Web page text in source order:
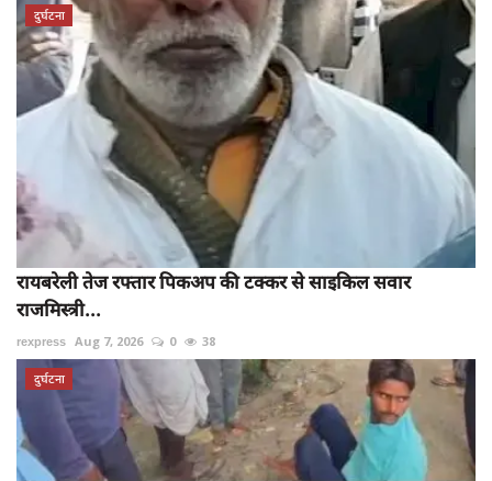
दुर्घटना
रायबरेली तेज रफ्तार पिकअप की टक्कर से साइकिल सवार
राजमिस्त्री...
rexpress Aug 7, 2026 0 38
दुर्घटना